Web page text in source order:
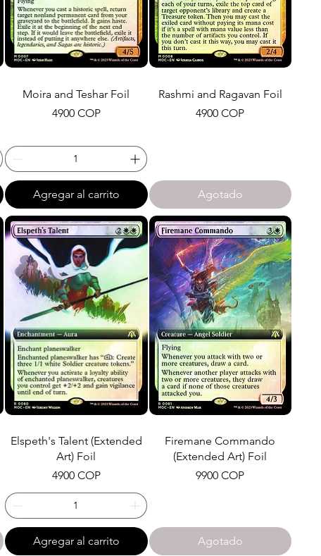
Moira and Teshar Foil
Precio
4900 COP
Agregar al carrito
Rashmi and Ragavan Foil
Precio
4900 COP
Agotado
Elspeth's Talent (Extended
Art) Foil
Precio
4900 COP
Agregar al carrito
Firemane Commando
(Extended Art) Foil
Precio
9900 COP
Agotado